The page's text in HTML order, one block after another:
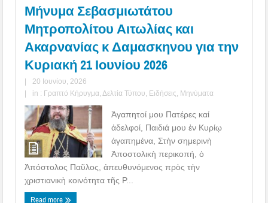
Μήνυμα Σεβασμιωτάτου
Μητροπολίτου Αιτωλίας και
Ακαρνανίας κ Δαμασκηνου για την
Κυριακή 21 Ιουνίου 2026
|
20 Ιουνίου, 2026
|
in : Γραπτό Κήρυγμα Δελτία Τύπου Ειδήσεις Μηνύματα
Ἀγαπητοί μου Πατέρες καί
ἀδελφοί, Παιδιά μου ἐν Κυρίῳ
ἀγαπημένα, Στὴν σημερινὴ
Ἀποστολικὴ περικοπή, ὁ
Ἀπόστολος Παῦλος, ἀπευθυνόμενος πρὸς τὴν
χριστιανικὴ κοινότητα τῆς Ρ...
Read more